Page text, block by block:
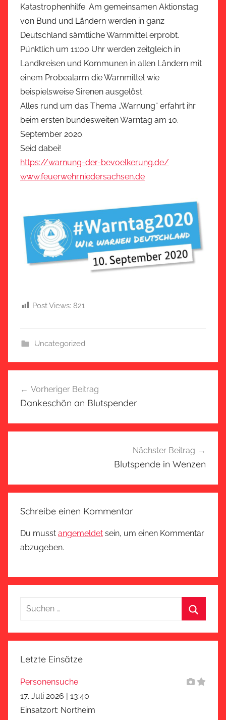
Katastrophenhilfe. Am gemeinsamen Aktionstag
von Bund und Ländern werden in ganz
Deutschland sämtliche Warnmittel erprobt.
Pünktlich um 11:00 Uhr werden zeitgleich in
Landkreisen und Kommunen in allen Ländern mit
einem Probealarm die Warnmittel wie
beispielsweise Sirenen ausgelöst.
Alles rund um das Thema „Warnung“ erfahrt ihr
beim ersten bundesweiten Warntag am 10.
September 2020.
Seid dabei!
https://warnung-der-bevoelkerung.de/
www.feuerwehr.niedersachsen.de
Post Views: 821
Uncategorized
Vorheriger Beitrag
Dankeschön an Blutspender
Nächster Beitrag
Blutspende in Wenzen
Schreibe einen Kommentar
Du musst angemeldet sein, um einen Kommentar
abzugeben.
Suchen
Letzte Einsätze
Personensuche
17. Juli 2026 | 13:40
Einsatzort: Northeim